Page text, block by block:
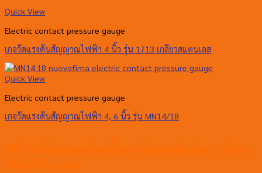
Quick View
Electric contact pressure gauge
เกจวัดแรงดันสัญญาณไฟฟ้า 4 นิ้ว รุ่น 1713 เกลียวสแตนเลส
Quick View
Electric contact pressure gauge
เกจวัดแรงดันสัญญาณไฟฟ้า 4, 6 นิ้ว รุ่น MN14/18